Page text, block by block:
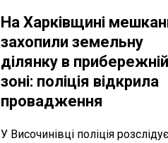
На Харківщині
захопили земельну
ділянку в прибережній
зоні: поліція відкрила
провадження
У Височинівці поліція